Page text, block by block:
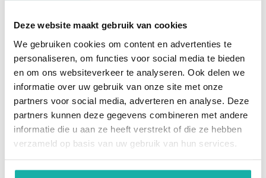
Deze website maakt gebruik van cookies
We gebruiken cookies om content en advertenties te
personaliseren, om functies voor social media te bieden
en om ons websiteverkeer te analyseren. Ook delen we
informatie over uw gebruik van onze site met onze
partners voor social media, adverteren en analyse. Deze
partners kunnen deze gegevens combineren met andere
informatie die u aan ze heeft verstrekt of die ze hebben
verzameld op basis van uw gebruik van hun services.
coeliakie
malabsorptie
pancreas-insufficiëntie
vitamine D te kort
hypothyreïdie
De eerste tekenen van magnesiumtekort zijn;
misselijkheid
Magnesium urinetest
voor de werking van vele